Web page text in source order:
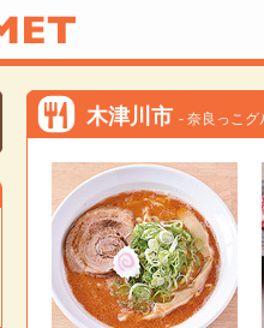
木津川市 - 奈良っこグ